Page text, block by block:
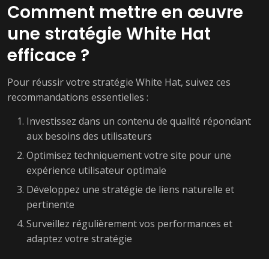
Comment mettre en œuvre
une stratégie White Hat
efficace ?
Pour réussir votre stratégie White Hat, suivez ces
recommandations essentielles :
Investissez dans un contenu de qualité répondant
aux besoins des utilisateurs
Optimisez techniquement votre site pour une
expérience utilisateur optimale
Développez une stratégie de liens naturelle et
pertinente
Surveillez régulièrement vos performances et
adaptez votre stratégie